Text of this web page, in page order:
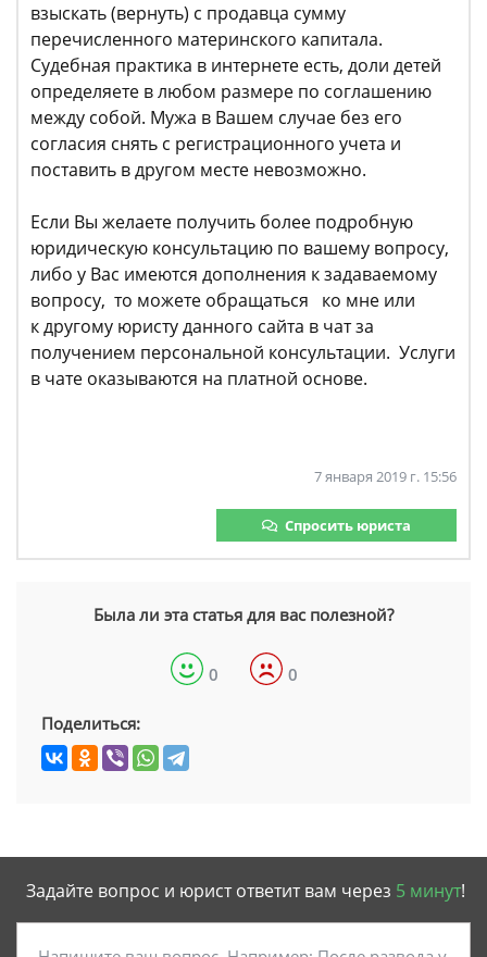
взыскать (вернуть) с продавца сумму
перечисленного материнского капитала.
Судебная практика в интернете есть, доли детей
определяете в любом размере по соглашению
между собой. Мужа в Вашем случае без его
согласия снять с регистрационного учета и
поставить в другом месте невозможно.
Если Вы желаете получить более подробную
юридическую консультацию по вашему вопросу,
либо у Вас имеются дополнения к задаваемому
вопросу, то можете обращаться ко мне или
к другому юристу данного сайта в чат за
получением персональной консультации. Услуги
в чате оказываются на платной основе.
7 января 2019 г. 15:56
Спросить юриста
Была ли эта статья для вас полезной?
0 0
Поделиться:
Задайте вопрос и юрист ответит вам через 5 минут!